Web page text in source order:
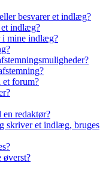
besvarer et indlæg?
et indlæg?
i mine indlæg?
forum?
redaktør?
skriver et indlæg, bruges
øverst?